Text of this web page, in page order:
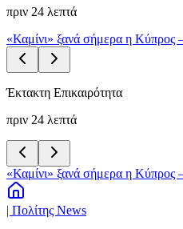
πριν 24 λεπτά
«Καμίνι» ξανά σήμερα η Κύπρος
Έκτακτη Επικαιρότητα
πριν 24 λεπτά
«Καμίνι» ξανά σήμερα η Κύπρος
| Πολίτης News